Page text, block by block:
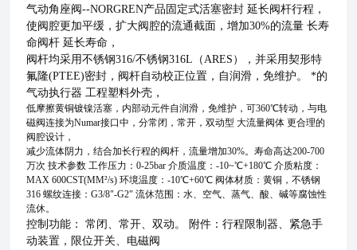
气动角座阀--NORGREN产品固定式活塞密封 延长阀杆行程，
使阀腔更加平缓，扩大阀腔的流通截面，增加30%的流量 长寿
命阀杆 延长寿命，
阀杆均采用不锈钢316/不锈钢316L（ARES），并采用契形特
氟隆(PTEE)密封，阀杆自动校正位置，自润滑，免维护。 *的
气动执行器 工程塑料外壳，
低摩擦黄铜镀镍活塞，内部动元件自润滑，免维护，可360℃转动，与电
磁阀连接为Numar接口中，分常闭，常开，双动型 大流量阀体 更合理的
阀腔设计，
减少流体阴力，结合加长行程的阀杆，流量增加30%。寿命高达200-700
万次 技术参数 工作压力：0-25bar 介质温度：-10~℃+180℃ 介质粘度：
MAX 600CST(MM²/s) 环境温度：-10℃+60℃ 阀体材质：黄铜，不锈钢
316 螺纹连接：G3/8"-G2" 流休范围：水、空气、蒸气、酸、碱等腐蚀性
流休。
控制功能： 常闭、常开、双动。 附件：行程限制器、紧急手
动装置，限位开关、电磁阀